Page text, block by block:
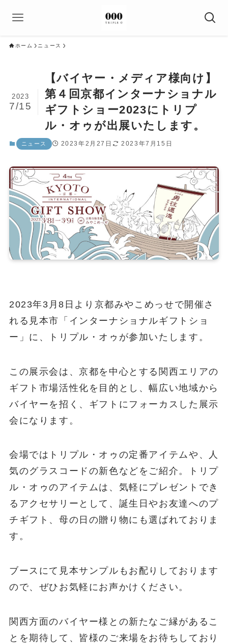
ホーム ニュース
【バイヤー・メディア様向け】
第４回京都インターナショナル
ギフトショー2023にトリプ
ル・オゥが出展いたします。
2023
7/15
ニュース 2023年2月27日 2023年7月15日
2023年3月8日より京都みやこめっせで開催さ
れる見本市「インターナショナルギフトショ
ー」に、トリプル・オゥが参加いたします。
この展示会は、京都を中心とする関西エリアの
ギフト市場活性化を目的とし、幅広い地域から
バイヤーを招く、ギフトにフォーカスした展示
会になります。
会場ではトリプル・オゥの定番アイテムや、人
気のグラスコードの新色などをご紹介。トリプ
ル・オゥのアイテムは、気軽にプレゼントでき
るアクセサリーとして、誕生日やお友達へのプ
チギフト、母の日の贈り物にも選ばれておりま
す。
ブースにて見本サンプルもお配りしております
ので、ぜひお気軽にお声かけください。
関西方面のバイヤー様との新たなご縁があるこ
とを期待して、皆様のご来場をお待ちしており